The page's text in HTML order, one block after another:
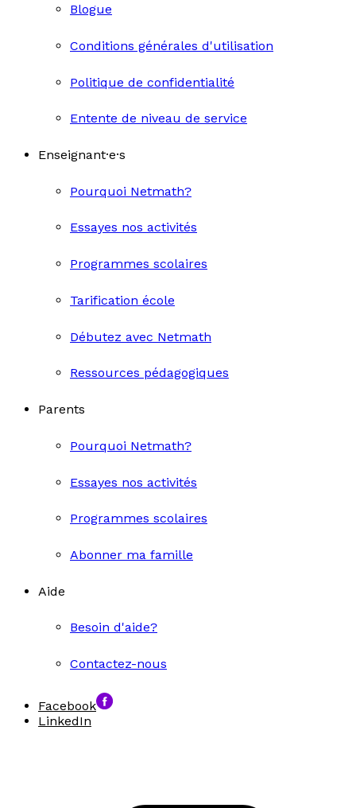
Blogue
Conditions générales d'utilisation
Politique de confidentialité
Entente de niveau de service
Enseignant·e·s
Pourquoi Netmath?
Essayes nos activités
Programmes scolaires
Tarification école
Débutez avec Netmath
Ressources pédagogiques
Parents
Pourquoi Netmath?
Essayes nos activités
Programmes scolaires
Abonner ma famille
Aide
Besoin d'aide?
Contactez-nous
Facebook
LinkedIn